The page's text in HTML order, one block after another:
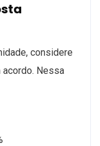
considere
Nessa